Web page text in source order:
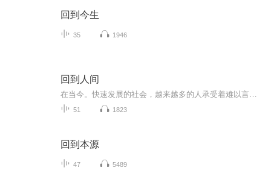
回到今生
35 1946
回到人间
51 1823
回到本源
47 5489